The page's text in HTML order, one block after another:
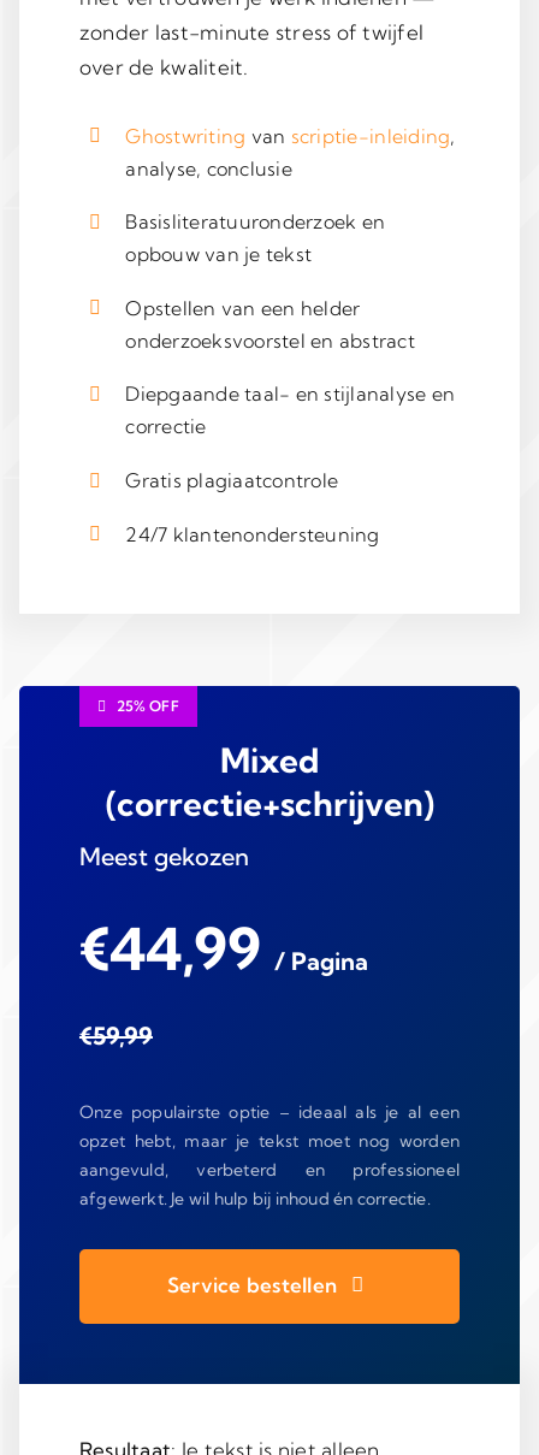
zonder last-minute stress of twijfel
over de kwaliteit.
Ghostwriting van scriptie-inleiding,
analyse, conclusie
Basisliteratuuronderzoek en
opbouw van je tekst
Opstellen van een helder
onderzoeksvoorstel en abstract
Diepgaande taal- en stijlanalyse en
correctie
Gratis plagiaatcontrole
24/7 klantenondersteuning
25% OFF
Mixed
(correctie+schrijven)
Meest gekozen
€44,99 / Pagina
€59,99
Onze populairste optie – ideaal als je al een
opzet hebt, maar je tekst moet nog worden
aangevuld, verbeterd en professioneel
afgewerkt. Je wil hulp bij inhoud én correctie.
Service bestellen
Resultaat: Je tekst is niet alleen